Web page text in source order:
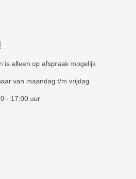
is alleen op afspraak mogelijk
van maandag t/m vrijdag
- 17:00 uur